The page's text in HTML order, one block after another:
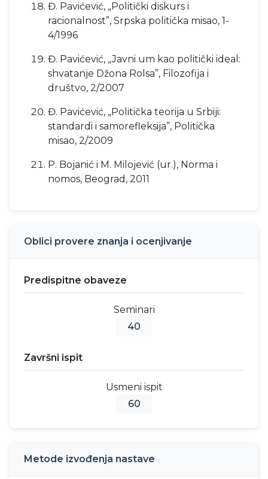
Đ. Pavićević, „Politički diskurs i
racionalnost”, Srpska politička misao, 1-
4/1996
Đ. Pavićević, „Javni um kao politički ideal:
shvatanje Džona Rolsa”, Filozofija i
društvo, 2/2007
Đ. Pavićević, „Politička teorija u Srbiji:
standardi i samorefleksija”, Politička
misao, 2/2009
P. Bojanić i M. Milojević (ur.), Norma i
nomos, Beograd, 2011
Oblici provere znanja i ocenjivanje
Predispitne obaveze
Seminari
40
Završni ispit
Usmeni ispit
60
Metode izvođenja nastave